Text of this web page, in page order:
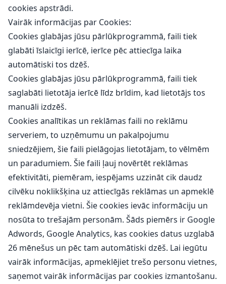
cookies apstrādi.
Vairāk informācijas par Cookies:
Cookies glabājas jūsu pārlūkprogrammā, faili tiek
glabāti īslaicīgi ierīcē, ierīce pēc attiecīga laika
automātiski tos dzēš.
Cookies glabājas jūsu pārlūkprogrammā, faili tiek
saglabāti lietotāja ierīcē līdz brīdim, kad lietotājs tos
manuāli izdzēš.
Cookies analītikas un reklāmas faili no reklāmu
serveriem, to uzņēmumu un pakalpojumu
sniedzējiem, šie faili pielāgojas lietotājam, to vēlmēm
un paradumiem. Šie faili ļauj novērtēt reklāmas
efektivitāti, piemēram, iespējams uzzināt cik daudz
cilvēku noklikšķina uz attiecīgās reklāmas un apmeklē
reklāmdevēja vietni. Šie cookies ievāc informāciju un
nosūta to trešajām personām. Šāds piemērs ir Google
Adwords, Google Analytics, kas cookies datus uzglabā
26 mēnešus un pēc tam automātiski dzēš. Lai iegūtu
vairāk informācijas, apmeklējiet trešo personu vietnes,
saņemot vairāk informācijas par cookies izmantošanu.